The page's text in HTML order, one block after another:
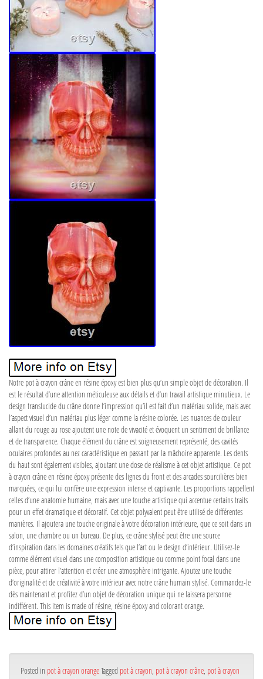
Notre pot à crayon crâne en résine époxy est bien plus qu’un simple objet de décoration. Il
est le résultat d’une attention méticuleuse aux détails et d’un travail artistique minutieux. Le
design translucide du crâne donne l’impression qu’il est fait d’un matériau solide, mais avec
l’aspect visuel d’un matériau plus léger comme la résine colorée. Les nuances de couleur
allant du rouge au rose ajoutent une note de vivacité et évoquent un sentiment de brillance
et de transparence. Chaque élément du crâne est soigneusement représenté, des cavités
oculaires profondes au nez caractéristique en passant par la mâchoire apparente. Les dents
du haut sont également visibles, ajoutant une dose de réalisme à cet objet artistique. Ce pot
à crayon crâne en résine époxy présente des lignes du front et des arcades sourcilières bien
marquées, ce qui lui confère une expression intense et captivante. Les proportions rappellent
celles d’une anatomie humaine, mais avec une touche artistique qui accentue certains traits
pour un effet dramatique et décoratif. Cet objet polyvalent peut être utilisé de différentes
manières. Il ajoutera une touche originale à votre décoration intérieure, que ce soit dans un
salon, une chambre ou un bureau. De plus, ce crâne stylisé peut être une source
d’inspiration dans les domaines créatifs tels que l’art ou le design d’intérieur. Utilisez-le
comme élément visuel dans une composition artistique ou comme point focal dans une
pièce, pour attirer l’attention et créer une atmosphère intrigante. Ajoutez une touche
d’originalité et de créativité à votre intérieur avec notre crâne humain stylisé. Commandez-le
dès maintenant et profitez d’un objet de décoration unique qui ne laissera personne
indifférent. This item is made of résine, résine époxy and colorant orange.
Posted in pot à crayon orangeTagged pot à crayon pot à crayon crâne pot à crayon